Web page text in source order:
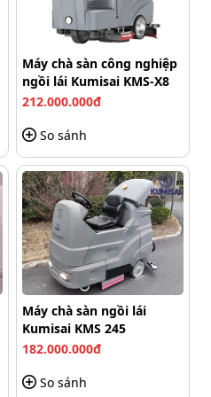
tín chất lượng
mua các thiết bị quạt thổi
thảm Palada HC 535 nói
HC 535 giá tốt nhất tại
Máy chà sàn công nghiệp
ngồi lái Kumisai KMS-X8
212.000.000đ
So sánh
Máy chà sàn ngồi lái
Kumisai KMS 245
182.000.000đ
So sánh